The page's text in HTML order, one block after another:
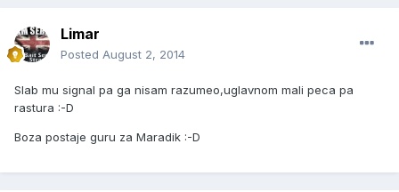
Limar
Posted August 2, 2014
Slab mu signal pa ga nisam razumeo,uglavnom mali peca pa
rastura :-D
Boza postaje guru za Maradik :-D